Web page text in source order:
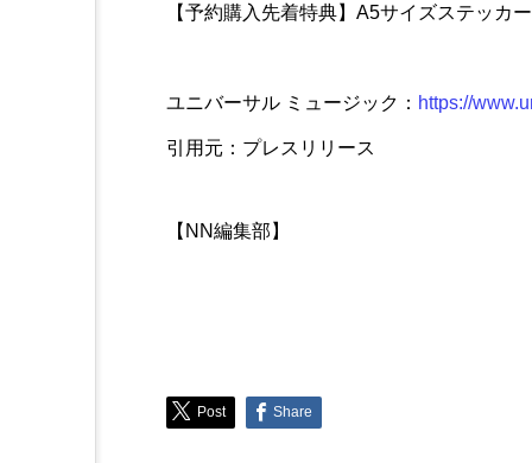
【予約購入先着特典】A5サイズステッカ
ユニバーサル ミュージック： https://
引用元：プレスリリース
【NN編集部】
Post Share